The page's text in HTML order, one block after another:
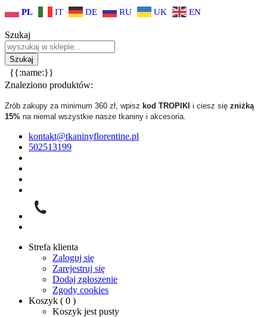
PL IT DE RU UK EN
Szukaj
{{:name:}}
Znaleziono produktów:
Zrób zakupy za minimum 360 zł, wpisz kod TROPIKI i ciesz się zniżką
15% na niemal wszystkie nasze tkaniny i akcesoria.
kontakt@tkaninyflorentine.pl
502513199
Strefa klienta
Zaloguj się
Zarejestruj się
Dodaj zgłoszenie
Zgody cookies
Koszyk ( 0 )
Koszyk jest pusty